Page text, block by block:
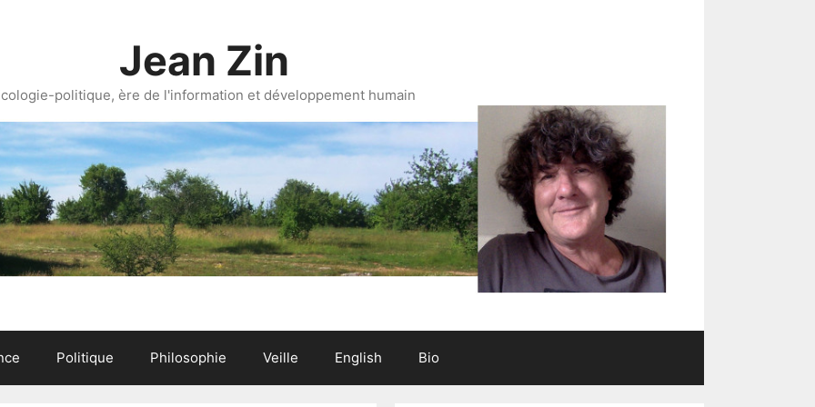
Jean Zin
politique, ère de l'information et développement humain
Politique Philosophie Veille English Bio